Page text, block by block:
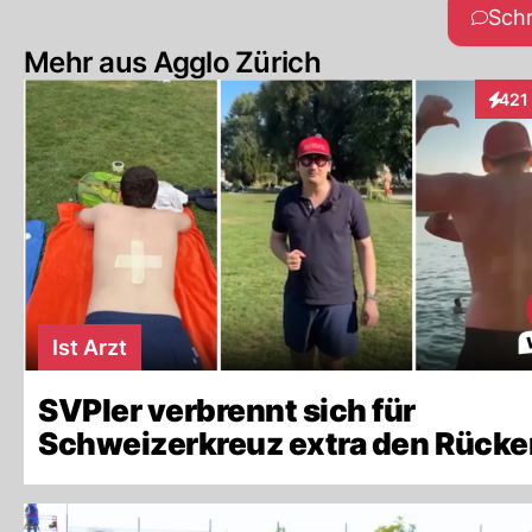
Mehr aus Agglo Zürich
421
Ist Arzt
SVPler verbrennt sich für
Schweizerkreuz extra den